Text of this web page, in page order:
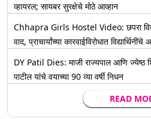
व्हायरल; सायबर सुरक्षेचे मोठे आव्हान
Chhapra Girls Hostel Video: छपरा
वाद, प्राचार्यांच्या कारवाईविरोधात
DY Patil Dies: माजी राज्यपाल आणि ज्येष्ठ
पाटील यांचे वयाच्या 90 व्या वर्षी निधन
READ